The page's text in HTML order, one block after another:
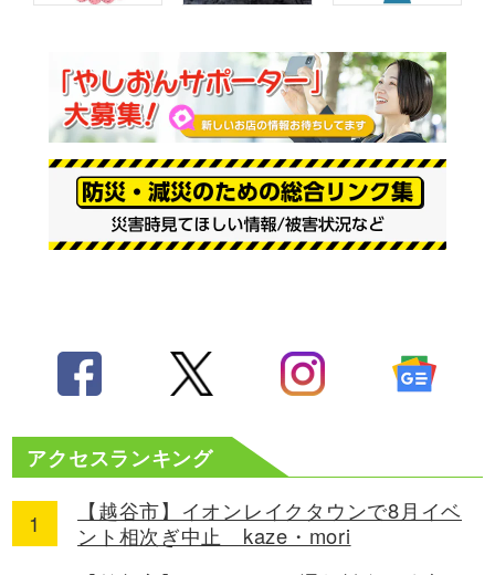
アクセスランキング
【越谷市】イオンレイクタウンで8月イベ
ント相次ぎ中止 kaze・mori